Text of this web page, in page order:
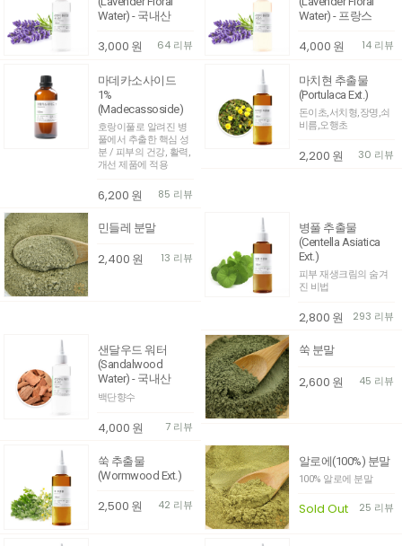
Water) - 국내산
3,000 원 64 리뷰
Water) - 프랑스
4,000 원 14 리뷰
마데카소사이드
1%
(Madecassoside)
호랑이풀로 알려진 병
풀에서 추출한 핵심 성
분 / 피부의 건강, 활력,
개선 제품에 적용
6,200 원 85 리뷰
마치현 추출물
(Portulaca Ext.)
돈이초,서치형,장명,쇠
비름,오행초
2,200 원 30 리뷰
민들레 분말
2,400 원 13 리뷰
병풀 추출물
(Centella Asiatica
Ext.)
피부 재생크림의 숨겨
진 비법
2,800 원 293 리뷰
샌달우드 워터
(Sandalwood
Water) - 국내산
백단향수
4,000 원 7 리뷰
쑥 분말
2,600 원 45 리뷰
쑥 추출물
(Wormwood Ext.)
2,500 원 42 리뷰
알로에(100%) 분말
100% 알로에 분말
Sold Out 25 리뷰